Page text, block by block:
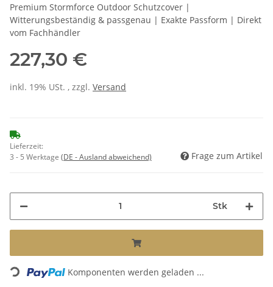
Premium Stormforce Outdoor Schutzcover |
Witterungsbeständig & passgenau | Exakte Passform | Direkt
vom Fachhändler
227,30 €
inkl. 19% USt. , zzgl. Versand
Lieferzeit:
3 - 5 Werktage (DE - Ausland abweichend) Frage zum Artikel
Stk
Loading... Komponenten werden geladen ...